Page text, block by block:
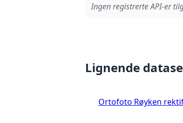
Ingen registrerte API-er
Lignende
Ortofoto Røyken